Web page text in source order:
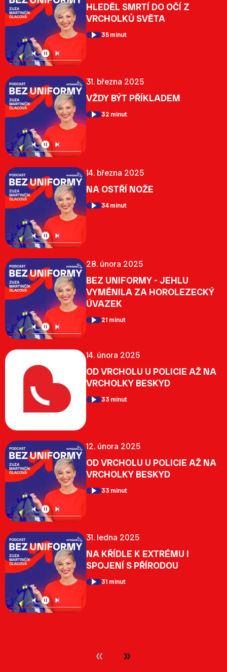
HLEDĚL SMRTÍ DO OČÍ Z
VRCHOLKŮ SVĚTA
35 minut
31. března 2025
VŽDY BÝT PŘÍKLADEM
32 minut
14. března 2025
NA OSTŘÍ NOŽE
34 minut
28. února 2025
BEZ UNIFORMY - JEHLU
VYMĚNILA ZA HOROLEZECKÝ
ÚVAZEK
21 minut
14. února 2025
OD VRCHOLU U POLICIE AŽ NA
VRCHOLKY BESKYD
33 minut
12. února 2025
OD VRCHOLU U POLICIE AŽ NA
VRCHOLKY BESKYD
33 minut
31. ledna 2025
NA KŘÍDLE K EXTRÉMU I
SPOJENÍ S PŘÍRODOU
31 minut